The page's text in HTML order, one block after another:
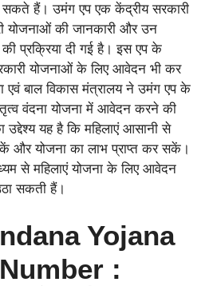
हैं। उमंग एप एक केंद्रीय सरकारी
योजनाओं की जानकारी और उन
प्रक्रिया दी गई है। इस एप के
योजनाओं के लिए आवेदन भी कर
एवं बाल विकास मंत्रालय ने उमंग एप के
वंदना योजना में आवेदन करने की
यह है कि महिलाएं आसानी से
और योजना का लाभ प्राप्त कर सकें।
से महिलाएं योजना के लिए आवेदन
सकती हैं।
Yojana
: